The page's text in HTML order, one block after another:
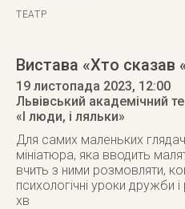
ТЕАТР
Вистава «Хто сказав
19 листопада 2023, 12:00
Львівський академічний
«І люди, і ляльки»
Для самих маленьких
мініатюра, яка вводить
вчить з ними розмовляти,
психологічні уроки дружби
хв